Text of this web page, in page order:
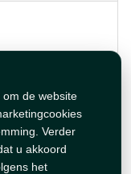
de website
Verder
u akkoord
het